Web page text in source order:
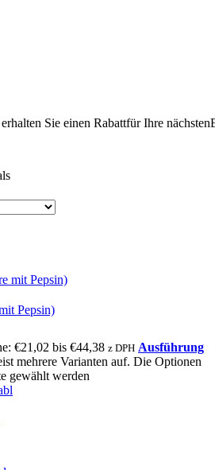
Sie einen Rabattfür Ihre nächsten
Pepsin)
€21,02 bis €44,38 z DPH Ausführung
mehrere Varianten auf. Die Optionen
gewählt werden